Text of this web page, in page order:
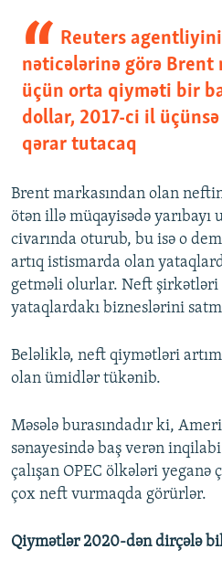
Reuters
nəticələrinə görə
üçün orta qiyməti bir
dollar, 2017-ci il
qərar tutacaq
Brent markasından olan
ötən illə müqayisədə
civarında oturub, bu isə o
artıq istismarda olan
getməli olurlar. Neft şirkətləri
yataqlardakı bizneslərini
Beləliklə, neft qiymətləri
olan ümidlər tükənib.
Məsələ burasındadır ki,
sənayesində baş verən
çalışan OPEC ölkələri yeganə
çox neft vurmaqda görürlər.
Qiymətlər 2020-dən dirçələ